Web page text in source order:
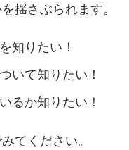
揺さぶられます。
知りたい！
いて知りたい！
るか知りたい！
てください。